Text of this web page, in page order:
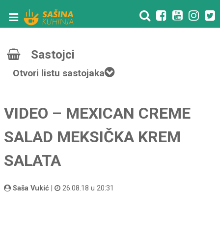
Sastojci
Otvori listu sastojaka
VIDEO – MEXICAN CREME
SALAD MEKSIČKA KREM
SALATA
Saša Vukić 26.08.18 u 20:31